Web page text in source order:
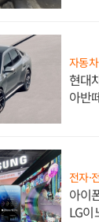
자동
현대
아반
전자·
아이
LG